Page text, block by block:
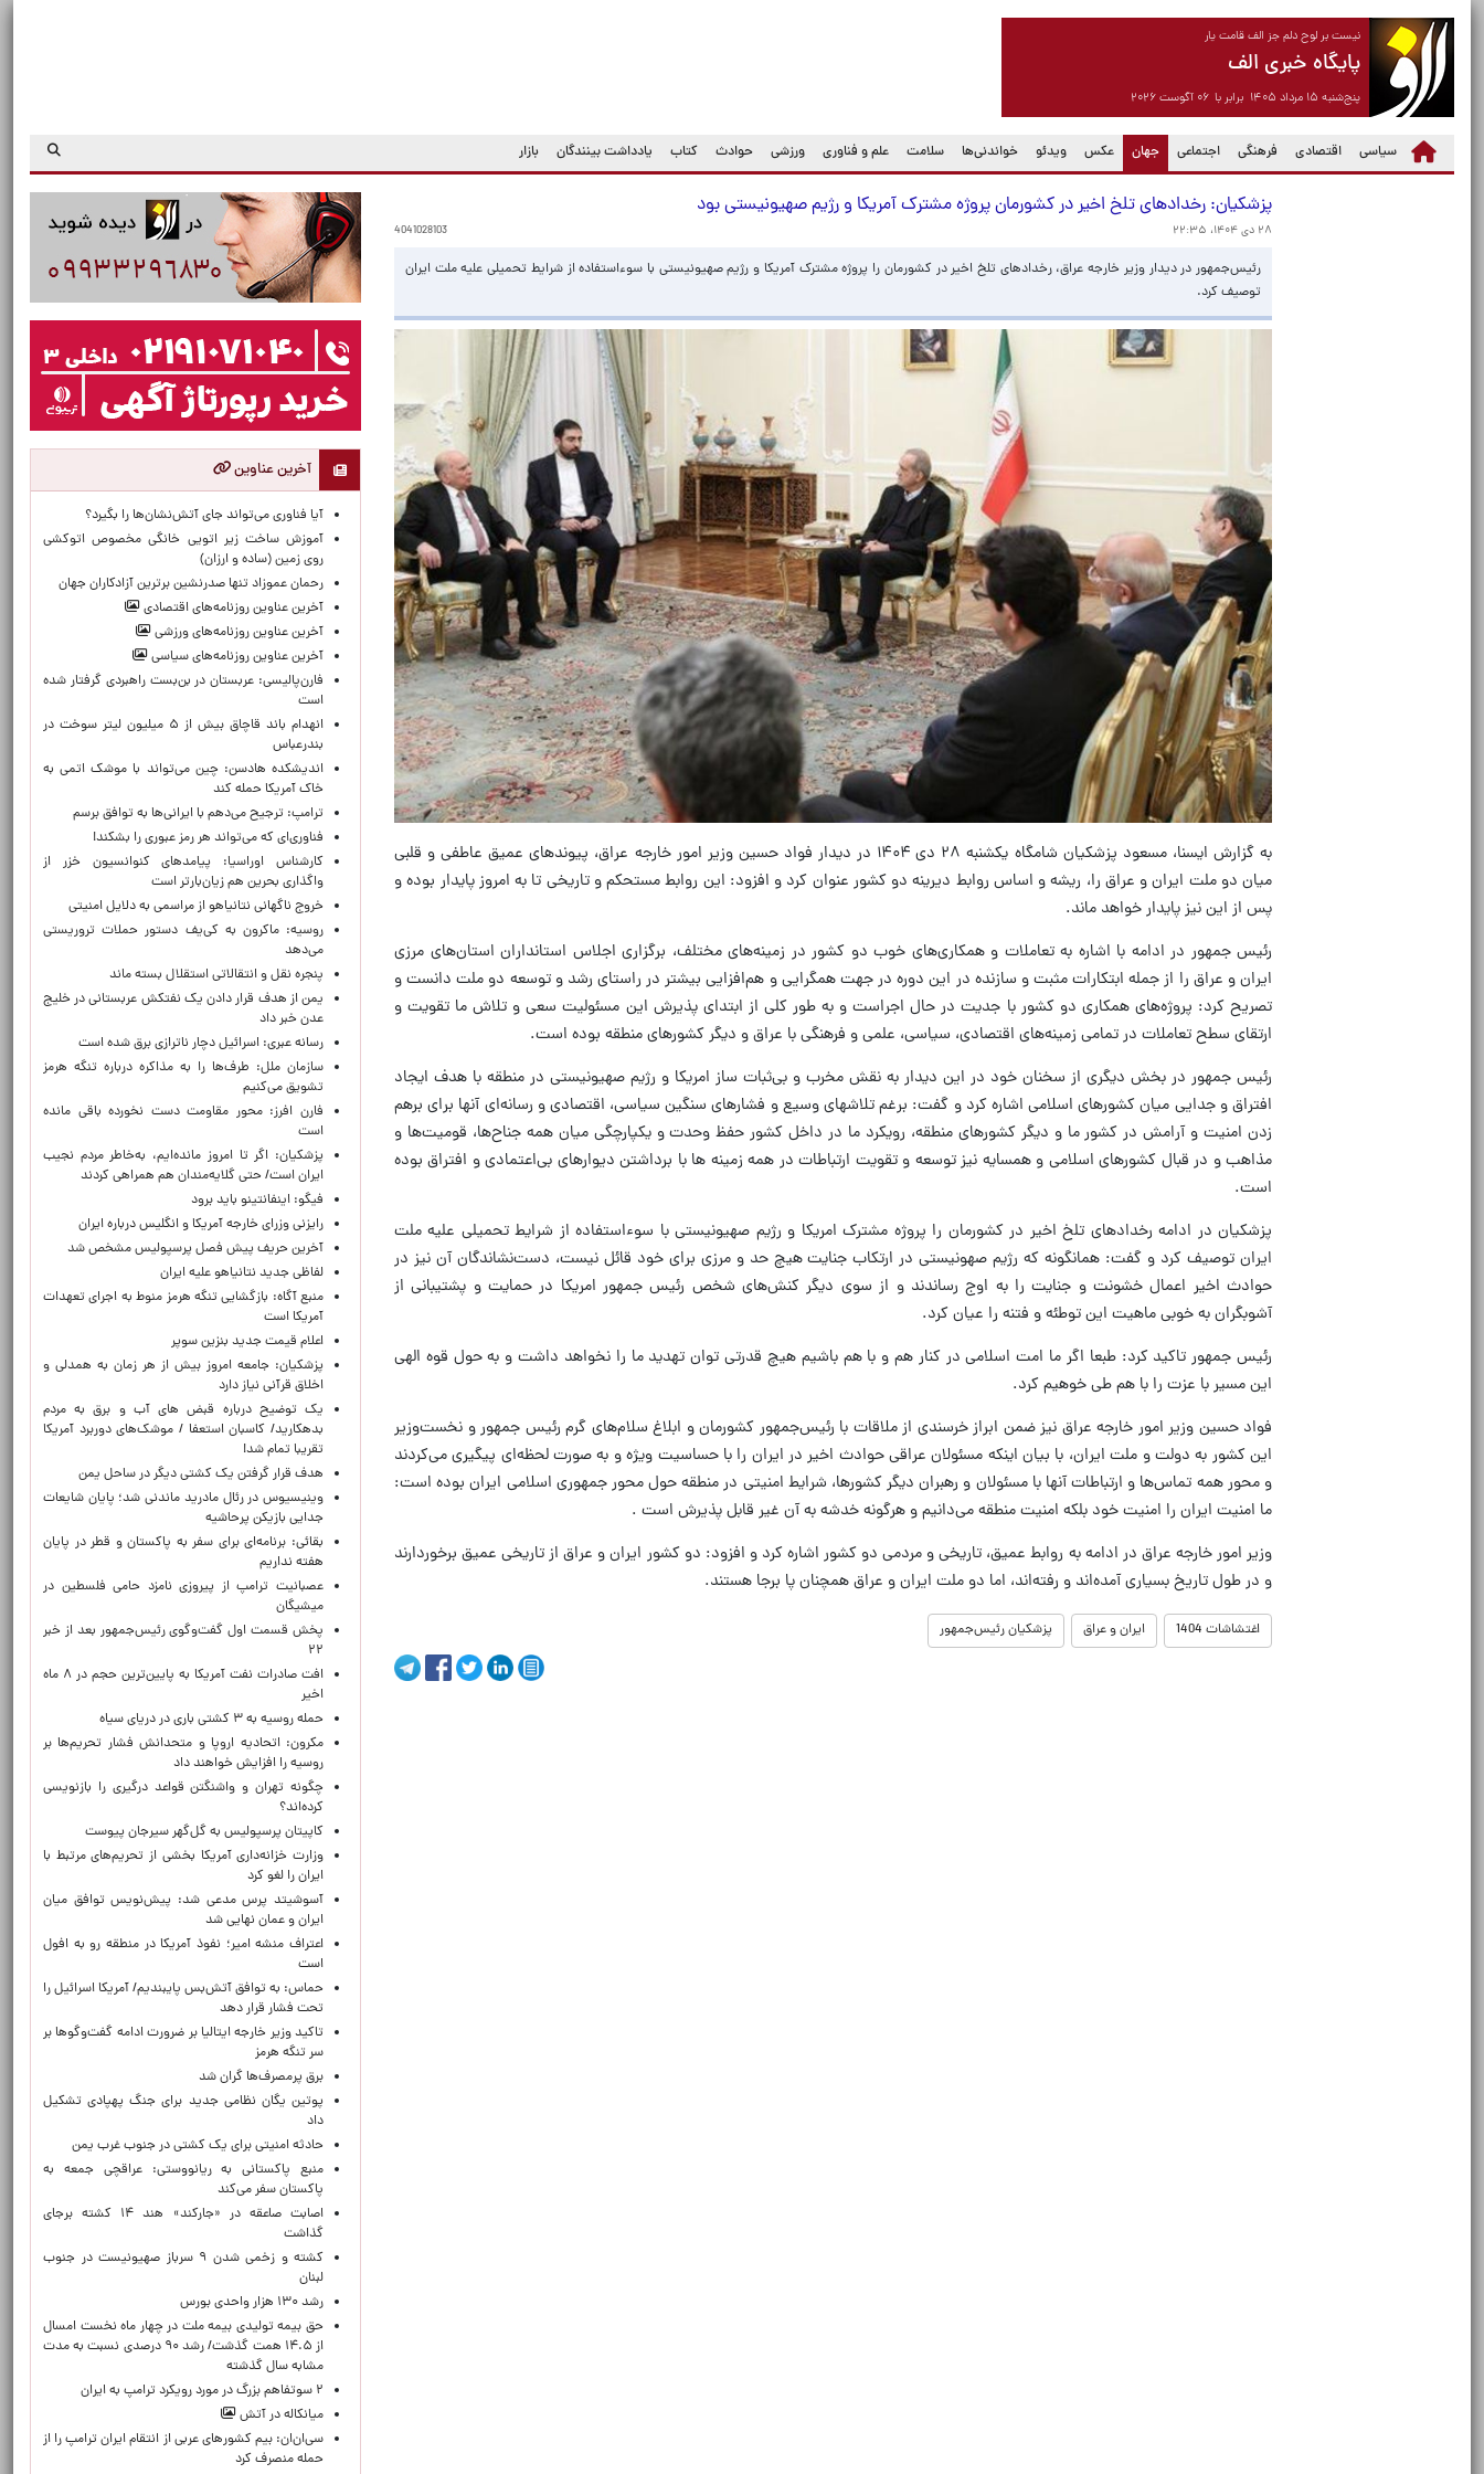
نیست بر لوح دلم جز الف قامت یار
پایگاه خبری الف
پنج‌شنبه ۱۵ مرداد ۱۴۰۵ برابر با ۰۶ آگوست ۲۰۲۶
سیاسی اقتصادی فرهنگی اجتماعی جهان
(current) عکس ویدئو خواندنی‌ها سلامت علم و فناوری ورزشی حوادث کتاب یادداشت بینندگان بازار
پزشکیان: رخدادهای تلخ اخیر در کشورمان پروژه مشترک آمریکا و رژیم صهیونیستی بود
۲۸ دی ۱۴۰۴، ۲۲:۳۵ 4041028103
رئیس‌جمهور در دیدار وزیر خارجه عراق، رخدادهای تلخ اخیر در کشورمان را پروژه مشترک آمریکا و رژیم صهیونیستی با سوءاستفاده از شرایط تحمیلی علیه ملت ایران
توصیف کرد.
به گزارش ایسنا، مسعود پزشکیان شامگاه یکشنبه ۲۸ دی ۱۴۰۴ در دیدار فواد حسین وزیر امور خارجه عراق، پیوندهای عمیق عاطفی و قلبی
میان دو ملت ایران و عراق را، ریشه و اساس روابط دیرینه دو کشور عنوان کرد و افزود: این روابط مستحکم و تاریخی تا به امروز پایدار بوده و
پس از این نیز پایدار خواهد ماند.
رئیس جمهور در ادامه با اشاره به تعاملات و همکاری‌های خوب دو کشور در زمینه‌های مختلف،‌ برگزاری اجلاس استانداران استان‌های مرزی
ایران و عراق را از جمله ابتکارات مثبت و سازنده در این دوره در جهت همگرایی و هم‌افزایی بیشتر در راستای رشد و توسعه دو ملت دانست و
تصریح کرد: پروژه‌های همکاری دو کشور با جدیت در حال اجراست و به طور کلی از ابتدای پذیرش این مسئولیت سعی و تلاش ما تقویت و
ارتقای سطح تعاملات در تمامی زمینه‌های اقتصادی، سیاسی، علمی و فرهنگی با عراق و دیگر کشورهای منطقه بوده است.
رئیس جمهور در بخش دیگری از سخنان خود در این دیدار به نقش مخرب و بی‌ثبات ساز امریکا و رژیم صهیونیستی در منطقه با هدف ایجاد
افتراق و جدایی میان کشورهای اسلامی اشاره کرد و گفت‌: برغم تلاشهای وسیع و فشارهای سنگین سیاسی، اقتصادی و رسانه‌ای آنها برای برهم
زدن امنیت و آرامش در کشور ما و دیگر کشورهای منطقه، رویکرد ما در داخل کشور حفظ وحدت و یکپارچگی میان همه جناح‌ها، قومیت‌ها و
مذاهب و در قبال کشورهای اسلامی و همسایه نیز توسعه و تقویت ارتباطات در همه زمینه ها با برداشتن دیوارهای بی‌اعتمادی و افتراق بوده
است.
پزشکیان در ادامه رخدادهای تلخ اخیر در کشورمان را پروژه مشترک امریکا و رژیم صهیونیستی با سوءاستفاده از شرایط تحمیلی علیه ملت
ایران توصیف کرد و گفت‌: همانگونه که رژیم صهونیستی در ارتکاب جنایت هیچ حد و مرزی برای خود قائل نیست، دست‌نشاندگان آن نیز در
حوادث اخیر اعمال خشونت و جنایت را به اوج رساندند و از سوی دیگر کنش‌های شخص رئیس جمهور امریکا در حمایت و پشتیبانی از
آشوبگران به خوبی ماهیت این توطئه و فتنه را عیان کرد.
رئیس جمهور تاکید کرد: طبعا اگر ما امت اسلامی در کنار هم و با هم باشیم هیچ قدرتی توان تهدید ما را نخواهد داشت و به حول قوه الهی
این مسیر با عزت را با هم طی خوهیم کرد.
فواد حسین وزیر امور خارجه عراق نیز ضمن ابراز خرسندی از ملاقات با رئیس‌جمهور کشورمان و ابلاغ سلام‌های گرم رئیس جمهور و نخست‌وزیر
این کشور به دولت و ملت ایران، با بیان اینکه مسئولان عراقی حوادث اخیر در ایران را با حساسیت ویژه و به صورت لحظه‌ای پیگیری می‌کردند
و محور همه تماس‌ها و ارتباطات آنها با مسئولان و رهبران دیگر کشورها، شرایط امنیتی در منطقه حول محور جمهوری اسلامی ایران بوده است:
ما امنیت ایران را امنیت خود بلکه امنیت منطقه می‌دانیم و هرگونه خدشه به آن غیر قابل پذیرش است .
وزیر امور خارجه عراق در ادامه به روابط عمیق، تاریخی و مردمی دو کشور اشاره کرد و افزود: دو کشور ایران و عراق از تاریخی عمیق برخوردارند
و در طول تاریخ بسیاری آمده‌اند و رفته‌اند، اما دو ملت ایران و عراق همچنان پا برجا هستند.
اغتشاشات 1404 ایران و عراق پزشکیان رئیس‌جمهور
آخرین عناوین
آیا فناوری می‌تواند جای آتش‌نشان‌ها را بگیرد؟
آموزش ساخت زیر اتویی خانگی مخصوص اتوکشی
روی زمین (ساده و ارزان)
رحمان عموزاد تنها صدرنشین برترین آزادکاران جهان
آخرین عناوین روزنامه‌های اقتصادی
آخرین عناوین روزنامه‌های ورزشی
آخرین عناوین روزنامه‌های سیاسی
فارن‌پالیسی: عربستان در بن‌بست راهبردی گرفتار شده
است
انهدام باند قاچاق بیش از ۵ میلیون لیتر سوخت در
بندرعباس
اندیشکده هادسن: چین می‌تواند با موشک اتمی به
خاک آمریکا حمله کند
ترامپ: ترجیح می‌دهم با ایرانی‌‌ها به توافق برسم
فناوری‌ای که می‌تواند هر رمز عبوری را بشکند!
کارشناس اوراسیا: پیامدهای کنوانسیون خزر از
واگذاری بحرین هم زیان‌بارتر است
خروج ناگهانی نتانیاهو از مراسمی به دلایل امنیتی
روسیه: ماکرون به کی‌یف دستور حملات تروریستی
می‌دهد
پنجره‌ نقل و انتقالاتی استقلال بسته ماند
یمن از هدف قرار دادن یک نفتکش عربستانی در خلیج
عدن خبر داد
رسانه عبری: اسرائیل دچار ناترازی برق شده است
سازمان ملل: طرف‌ها را به مذاکره درباره تنگه هرمز
تشویق می‌کنیم
فارن افرز: محور مقاومت دست نخورده باقی مانده
است
پزشکیان: اگر تا امروز مانده‌ایم، به‌خاطر مردم نجیب
ایران است/ حتی گلایه‌مندان هم همراهی کردند
فیگو: اینفانتینو باید برود
رایزنی وزرای خارجه آمریکا و انگلیس درباره ایران
آخرین حریف پیش فصل پرسپولیس مشخص شد
لفاظی جدید نتانیاهو علیه ایران
منبع آگاه: بازگشایی تنگه هرمز منوط به اجرای تعهدات
آمریکا است
اعلام قیمت جدید بنزین سوپر
پزشکیان: جامعه امروز بیش از هر زمان به همدلی و
اخلاق قرآنی نیاز دارد
یک توضیح درباره قبض های آب و برق به مردم
بدهکارید/ کاسبان استعفا / موشک‌های دوربرد آمریکا
تقریبا تمام شد!
هدف قرار گرفتن یک کشتی دیگر در ساحل یمن
وینیسیوس در رئال مادرید ماندنی شد؛ پایان شایعات
جدایی بازیکن پرحاشیه
بقائی: برنامه‌ای برای سفر به پاکستان و قطر در پایان
هفته نداریم
عصبانیت ترامپ از پیروزی نامزد حامی فلسطین در
میشیگان
پخش قسمت اول گفت‌وگوی رئیس‌جمهور بعد از خبر
۲۲
افت صادرات نفت آمریکا به پایین‌ترین حجم در ۸ ماه
اخیر
حمله روسیه به ۳ کشتی باری در دریای سیاه
مکرون: اتحادیه اروپا و متحدانش فشار تحریم‌ها بر
روسیه را افزایش خواهند داد
چگونه تهران و واشنگتن قواعد درگیری را بازنویسی
کرده‌اند؟
کاپیتان پرسپولیس به گل‌گهر سیرجان پیوست
وزارت خزانه‌داری آمریکا بخشی از تحریم‌های مرتبط با
ایران را لغو کرد
آسوشیتد پرس مدعی شد: پیش‌نویس توافق میان
ایران و عمان نهایی شد
اعتراف منشه امیر؛ نفوذ آمریکا در منطقه رو به افول
است
حماس: به توافق آتش‌بس پایبندیم/ آمریکا اسرائیل را
تحت فشار قرار دهد
تاکید وزیر خارجه ایتالیا بر ضرورت ادامه گفت‌وگوها بر
سر تنگه هرمز
برق پرمصرف‌ها گران شد
پوتین یگان نظامی جدید برای جنگ پهپادی تشکیل
داد
حادثه امنیتی برای یک کشتی در جنوب غرب یمن
منبع پاکستانی به ریانووستی: عراقچی جمعه به
پاکستان سفر می‌کند
اصابت صاعقه در «جارکند» هند ۱۴ کشته برجای
گذاشت
کشته و زخمی شدن ۹ سرباز صهیونیست در جنوب
لبنان
رشد ۱۳۰ هزار واحدی بورس
حق بیمه تولیدی بیمه ملت در چهار ماه نخست امسال
از ۱۴.۵ همت گذشت/ رشد ۹۰ درصدی نسبت به مدت
مشابه سال گذشته
۲ سوتفاهم بزرگ در مورد رویکرد ترامپ به ایران
میانکاله در آتش
سی‌ان‌ان: بیم کشورهای عربی از انتقام ایران ترامپ را از
حمله منصرف کرد